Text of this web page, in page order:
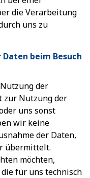
die Verarbeitung
uns zu
beim Besuch
der
zur Nutzung der
uns sonst
wir keine
der Daten,
übermittelt.
möchten,
für uns technisch